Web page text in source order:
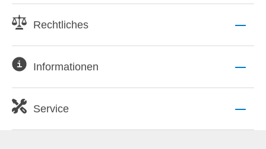
Rechtliches
Informationen
Service